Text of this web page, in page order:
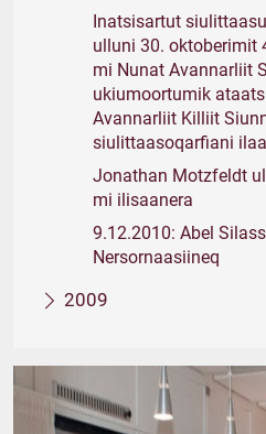
Inatsisartut
ulluni 30. oktoberimit
mi Nunat Avannarliit
ukiumoortumik
Avannarliit Killiit
siulittaasoqarfiani
Jonathan Motzfeldt
mi ilisaanera
9.12.2010: Abel
Nersornaasiineq
2009